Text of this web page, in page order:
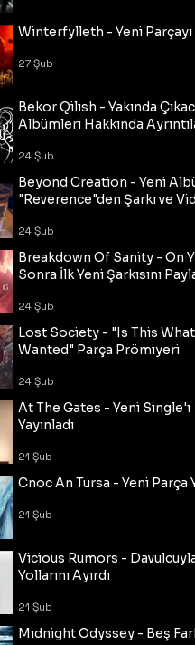
Winterfylleth - Yeni Parçayı
27 Şub
Bekor Qilish - Yakında
Albümleri Hakkında
24 Şub
Beyond Creation - Yeni
"Reverence"den Şarkı ve
24 Şub
Breakdown Of Sanity - On
Sonra İlk Yeni Şarkısını
24 Şub
Lost Society - "Is This
Wanted" Parça Prömiyeri
24 Şub
At The Gates - Yeni Single'ı
Yayınladı
21 Şub
Cnoc An Tursa - Yeni Parça
21 Şub
Vicious Rumors -
Yollarını Ayırdı
21 Şub
Midnight Odyssey - Beş